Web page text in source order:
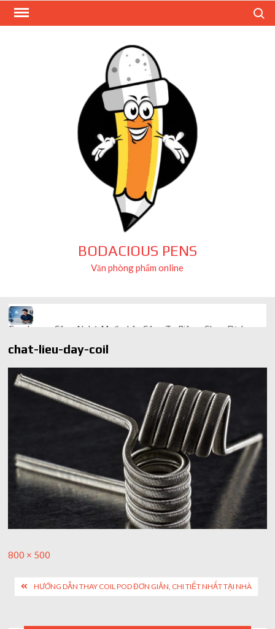
Skip
BODACIOUS PENS
Văn phòng phẩm online
Freelancer Công Nghệ Muốn Lên Công Ty Riêng: Chọn Dịch
Quà cá nhân hóa: vì sao món làm riêng luôn ghi điểm
AI trong doanh nghiệp: Phân biệt RPA, workflow và AI agent
Ứng dụng AI trong doanh nghiệp để cắt giảm chi phí vận hành
Ứng dụng AI cho chăm sóc khách hàng giúp web phản hồi
24/7
AI agent cho doanh nghiệp khác chatbot truyền thống ra sao
chat-lieu-day-coil
Full
800 × 500
PostHƯỚNG DẪN THAY COIL POD ĐƠN GIẢN, CHI TIẾT NHẤT TẠI NHÀ